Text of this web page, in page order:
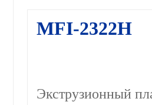
MFI-2322H
Экструзионный